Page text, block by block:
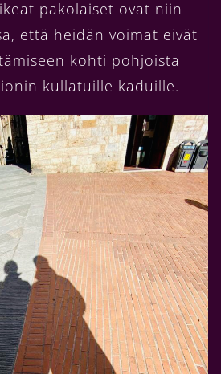
pakolaiset ovat niin
että heidän voimat eivät
kohti pohjoista
kullatuille kaduille.